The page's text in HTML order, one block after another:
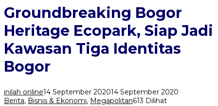
Heritage
Ecopark,
Siap
Jadi
Kawasan
Tiga
Groundbreaking Bogor
Heritage Ecopark, Siap Jadi
Kawasan Tiga Identitas
Bogor
inilah online14 September 202014 September 2020
Berita, Bisnis & Ekonomi, Megapolitan613 Dilihat